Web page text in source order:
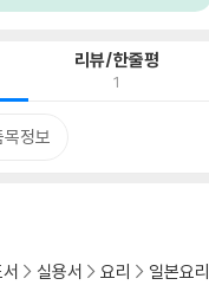
리뷰/한줄평
1
목정보
실용서 요리
일본요리